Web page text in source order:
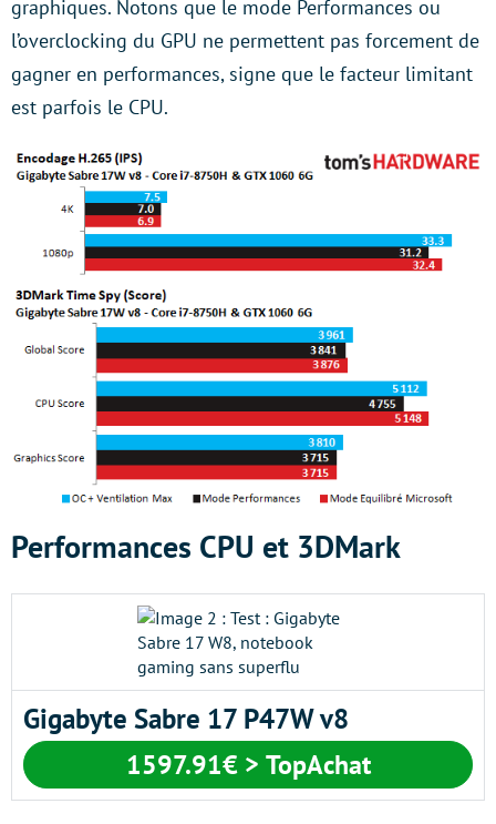
graphiques. Notons que le mode Performances ou
l’overclocking du GPU ne permettent pas forcement de
gagner en performances, signe que le facteur limitant
est parfois le CPU.
Performances CPU et 3DMark
Gigabyte Sabre 17 P47W v8
1597.91€ > TopAchat